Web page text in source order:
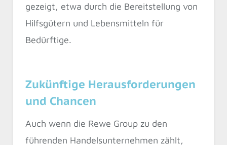
gezeigt, etwa durch die Bereitstellung von
Hilfsgütern und Lebensmitteln für
Bedürftige.
Zukünftige Herausforderungen
und Chancen
Auch wenn die Rewe Group zu den
führenden Handelsunternehmen zählt,